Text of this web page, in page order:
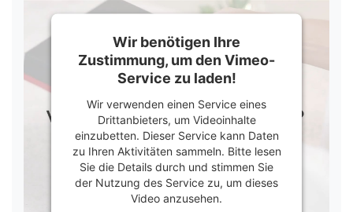
Wir benötigen Ihre
Zustimmung, um den Vimeo-
Service zu laden!
Wir verwenden einen Service eines
Drittanbieters, um Videoinhalte
einzubetten. Dieser Service kann Daten
zu Ihren Aktivitäten sammeln. Bitte lesen
Sie die Details durch und stimmen Sie
der Nutzung des Service zu, um dieses
Video anzusehen.